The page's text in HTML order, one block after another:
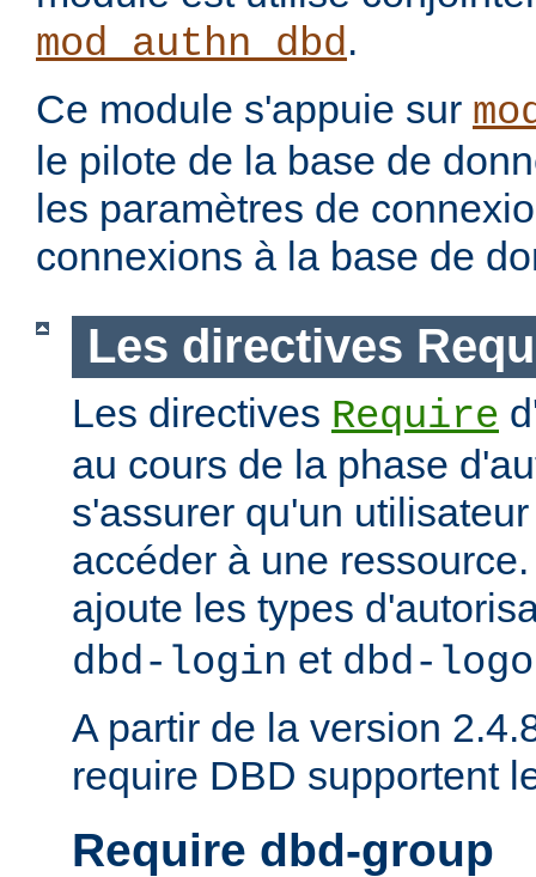
mod_authn_dbd.
Ce module s'appuie sur
le pilote de la base de
les paramètres de
connexions à la base de
Les directives
Les directives Require
au cours de la phase
s'assurer qu'un
accéder à une
ajoute les types
dbd-login et dbd-
A partir de la version
require DBD supportent
Require dbd-group